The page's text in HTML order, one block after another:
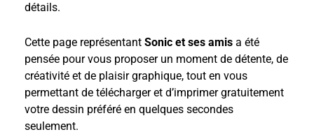
détails.
Cette page représentant Sonic et ses amis a été
pensée pour vous proposer un moment de détente, de
créativité et de plaisir graphique, tout en vous
permettant de télécharger et d’imprimer gratuitement
votre dessin préféré en quelques secondes
seulement.